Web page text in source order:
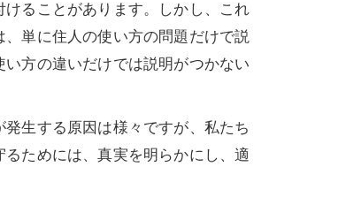
ることがあります。しかし、これ
単に住人の使い方の問題だけで説
方の違いだけでは説明がつかない
生する原因は様々ですが、私たち
ためには、真実を明らかにし、適